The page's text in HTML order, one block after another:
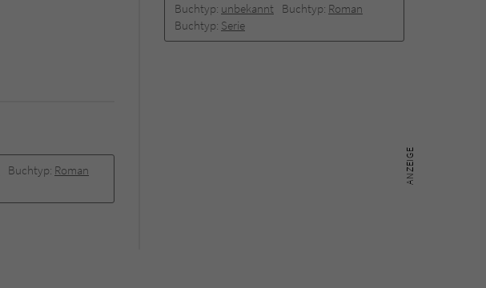
Buchtyp: unbekannt Buchtyp: Roman
Buchtyp: Serie
Buchtyp: Roman